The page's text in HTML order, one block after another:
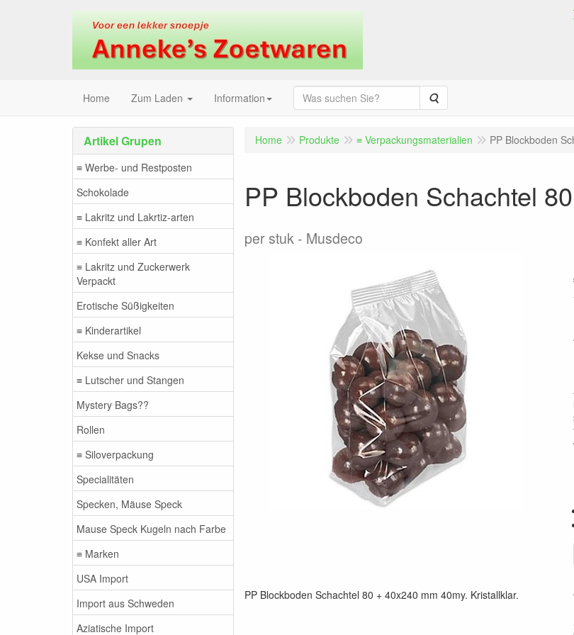
Home Zum Laden Information Suche
Artikel Grupen
≡ Werbe- und Restposten
Schokolade
≡ Lakritz und Lakrtiz-arten
≡ Konfekt aller Art
≡ Lakritz und Zuckerwerk
Verpackt
Erotische Süßigkeiten
≡ Kinderartikel
Kekse und Snacks
≡ Lutscher und Stangen
Mystery Bags??
Rollen
≡ Siloverpackung
Specialitäten
Specken, Mäuse Speck
Mause Speck Kugeln nach Farbe
≡ Marken
USA Import
Import aus Schweden
Aziatische Import
Home Produkte ≡ Verpackungsmaterialien PP Blockboden
PP Blockboden Schachtel
per stuk Musdeco
PP Blockboden Schachtel 80 + 40x240 mm 40my. Kristallklar.